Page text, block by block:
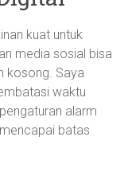
kuat untuk
media sosial bisa
kosong. Saya
waktu
alarm
batas